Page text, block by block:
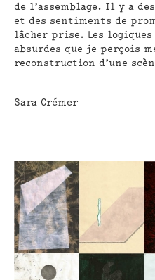
de l’assemblage. Il y a
et des sentiments de
lâcher prise. Les
absurdes que je perçois
reconstruction d’une
Sara Crémer